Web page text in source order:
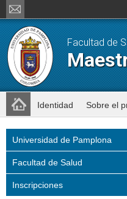
Facultad de
Identidad Sobre el
Universidad de Pamplona
Facultad de Salud
Inscripciones